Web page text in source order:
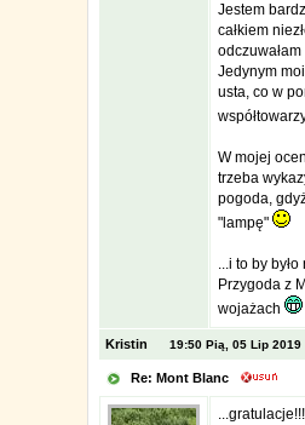
Jestem
całkiem
Jedynym
usta, co w
W mojej
trzeba
pogoda,
"lampę"
...i to by było
Przygoda z
wojażach
Kristin 19:50 Pią, 05 Lip 2019
Re: Mont Blanc
...gratulacje!!!